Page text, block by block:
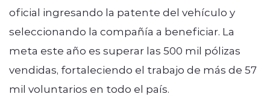
oficial ingresando la patente del vehículo y
seleccionando la compañía a beneficiar. La
meta este año es superar las 500 mil pólizas
vendidas, fortaleciendo el trabajo de más de 57
mil voluntarios en todo el país.